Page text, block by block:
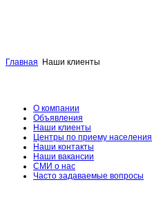
Главная Наши клиенты
О компании
Объявления
Наши клиенты
Центры по приему населения
Наши контакты
Наши вакансии
СМИ о нас
Часто задаваемые вопросы